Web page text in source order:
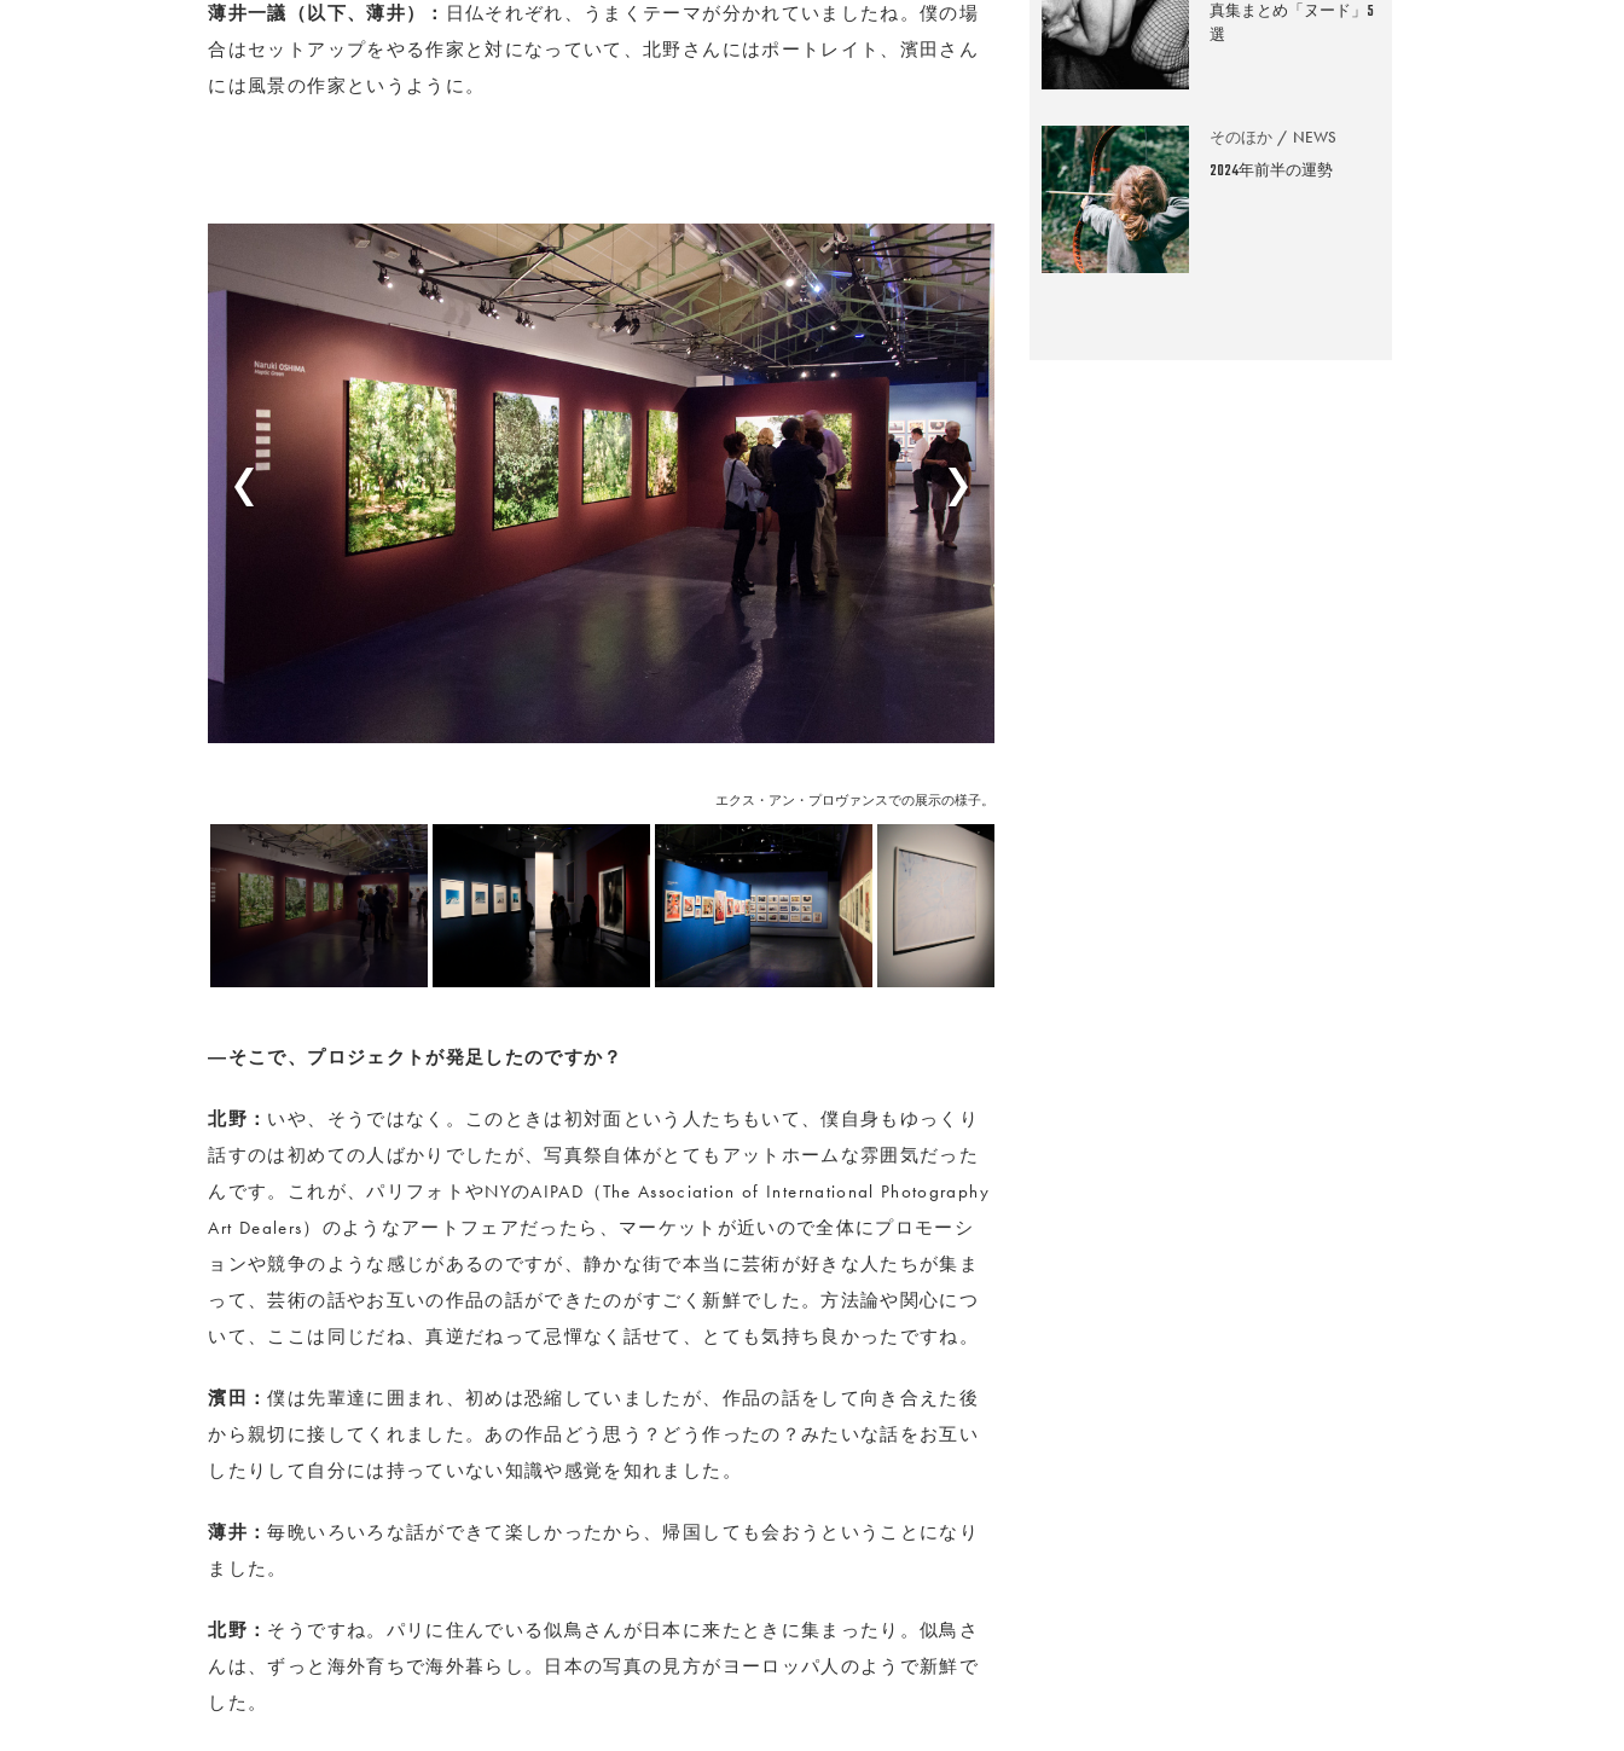
薄井一議（以下、薄井）： 日仏それぞれ、うまくテーマが分かれていましたね。僕の場
合はセットアップをやる作家と対になっていて、北野さんにはポートレイト、濱田さん
には風景の作家というように。
エクス・アン・プロヴァンスでの展示の様子。
―そこで、プロジェクトが発足したのですか？
北野： いや、そうではなく。このときは初対面という人たちもいて、僕自身もゆっくり
話すのは初めての人ばかりでしたが、写真祭自体がとてもアットホームな雰囲気だった
んです。これが、パリフォトやNYのAIPAD（The Association of International Photography
Art Dealers）のようなアートフェアだったら、マーケットが近いので全体にプロモーシ
ョンや競争のような感じがあるのですが、静かな街で本当に芸術が好きな人たちが集ま
って、芸術の話やお互いの作品の話ができたのがすごく新鮮でした。方法論や関心につ
いて、ここは同じだね、真逆だねって忌憚なく話せて、とても気持ち良かったですね。
濱田：僕は先輩達に囲まれ、初めは恐縮していましたが、作品の話をして向き合えた後
から親切に接してくれました。あの作品どう思う？どう作ったの？みたいな話をお互い
したりして自分には持っていない知識や感覚を知れました。
薄井：毎晩いろいろな話ができて楽しかったから、帰国しても会おうということになり
ました。
北野： そうですね。パリに住んでいる似鳥さんが日本に来たときに集まったり。似鳥さ
んは、ずっと海外育ちで海外暮らし。日本の写真の見方がヨーロッパ人のようで新鮮で
した。
真集まとめ「ヌード」5
選
そのほか NEWS
2024年前半の運勢